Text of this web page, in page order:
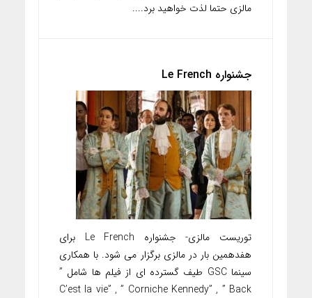
مالزی حتما لذت خواهید برد....
جشنواره Le French
توریست مالزی- جشنواره Le French برای
هفدهمین بار در مالزی برگزار می شود. با همکاری
سینما GSC طیف گسترده ای از فیلم ها شامل ”
C’est la vie” , ” Corniche Kennedy” , ” Back